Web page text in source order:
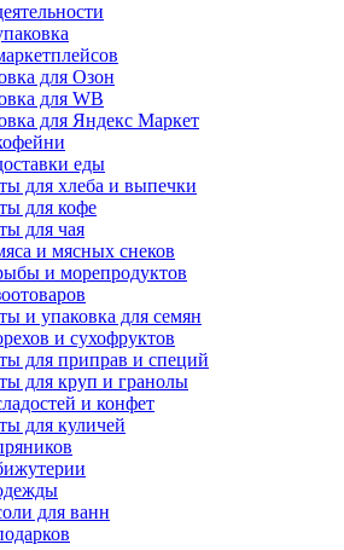
для Озон
для WB
для Яндекс Маркет
еды
для хлеба и выпечки
для кофе
для чая
и мясных снеков
и морепродуктов
и упаковка для семян
и сухофруктов
для приправ и специй
для круп и гранолы
и конфет
для куличей
для ванн